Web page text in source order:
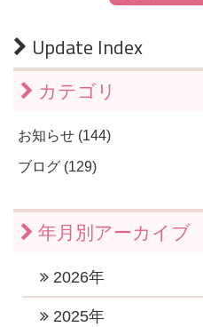
Update Index
カテゴリ
お知らせ (144)
ブログ (129)
年月別アーカイブ
2026年
2026年7月 (1)
2025年